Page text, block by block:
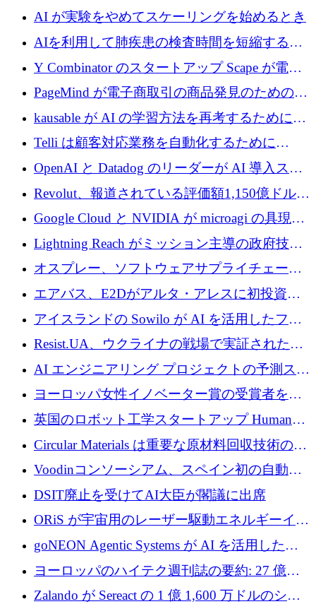
代わりにプリプロダクションに賭けました
AI が実験をやめてスケーリングを始めるとき
AIを利用して肺疾患の検査時間を短縮する英
国のヘルステック挑戦者が1900万ドルを獲得
Y Combinator のスタートアップ Scape が電子
メールを再考するために 320 万ドルを調達し
てステルスから浮上
PageMind が電子商取引の商品発見のための
AI を拡張するために 120 万ユーロを調達
kausable が AI の学習方法を再考するために
1,200 万ユーロを調達
Telli は顧客対応業務を自動化するために
1,500 万ドルのシードを確保
OpenAI と Datadog のリーダーが AI 導入スタ
ートアップ Arrakis を支援
Revolut、報道されている評価額1,150億ドルで
の新たな二次株式売却を確認
Google Cloud と NVIDIA が microagi の具現化
された AI の野望を推進
Lightning Reach がミッション主導の政府技術
グループとしてポートフォリオを拡大し ETG
に買収
オスプレー、ソフトウェアサプライチェーン
攻撃を阻止するために265万ドルを確保
エアバス、E2Dがアルタ・アレスに初投資、
欧州防衛技術ファンドに5億ユーロを拠出
アイスランドの Sowilo が AI を活用したファ
ッション製品インテリジェンス プラットフォ
ームを拡大するためにプレシードを調達
Resist.UA、ウクライナの戦場で実証された防
衛技術を拡大するために5,000万ユーロの欧州
基金を立ち上げる
AI エンジニアリング プロジェクトの予測スタ
ートアップ Cascade が a16z アクセラレータか
らの支援を獲得
ヨーロッパ女性イノベーター賞の受賞者を紹
介します
英国のロボット工学スタートアップ Humanoid
がシリーズ A 1 億 5,200 万ドルで評価額 13 億
5,000 万ドルに到達
Circular Materials は重要な原材料回収技術の拡
張に 1,180 万ユーロを確保
Voodinコンソーシアム、スペイン初の自動木
製ブレード工場の建設にEU補助金4,800万ユ
ーロを確保
DSIT廃止を受けてAI大臣が閣議に出席
ORiS が宇宙用のレーザー駆動エネルギーイン
フラの構築に 500 万ユーロを調達
goNEON Agentic Systems が AI を活用したイ
ンフラ計画を加速するために 16 万ユーロを確
ヨーロッパのハイテク週刊誌の要約: 27 億ユ
ーロを超える 60 以上のハイテク資金調達取引
Zalando が Sereact の 1 億 1,600 万ドルのシリ